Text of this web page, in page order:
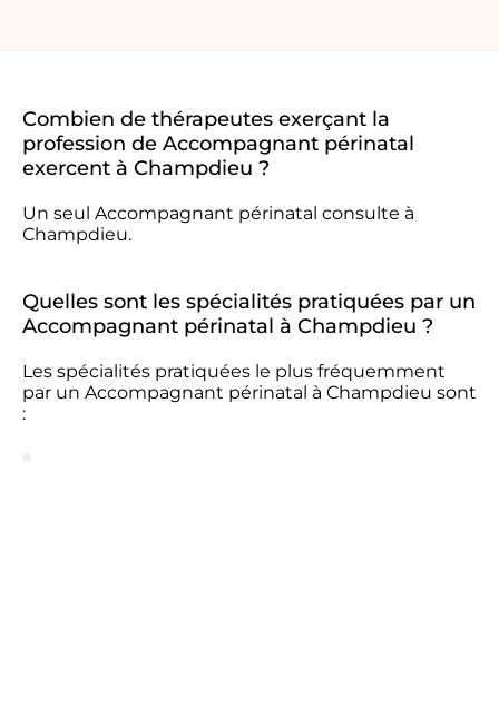
Combien de thérapeutes exerçant la
profession de Accompagnant périnatal
exercent à Champdieu ?
Un seul Accompagnant périnatal consulte à
Champdieu.
Quelles sont les spécialités pratiquées par un
Accompagnant périnatal à Champdieu ?
Les spécialités pratiquées le plus fréquemment
par un Accompagnant périnatal à Champdieu sont
: